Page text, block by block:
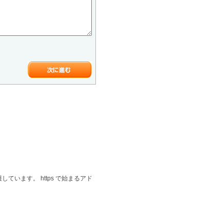
ています。 https で始まるアド